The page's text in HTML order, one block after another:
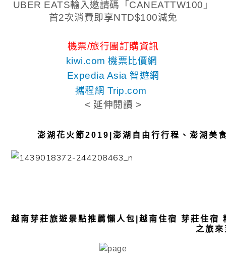
UBER EATS輸入邀請碼「CANEATTW100」
首2次消費即享NTD$100減免
機票/旅行團訂購資訊
kiwi.com 機票比價網
Expedia Asia 智遊網
攜程網 Trip.com
< 延伸閱讀 >
澎湖花火節2019|澎湖自由行行程、澎湖美
越南芽莊旅遊景點推薦懶人包|越南住宿 芽莊住宿
之旅